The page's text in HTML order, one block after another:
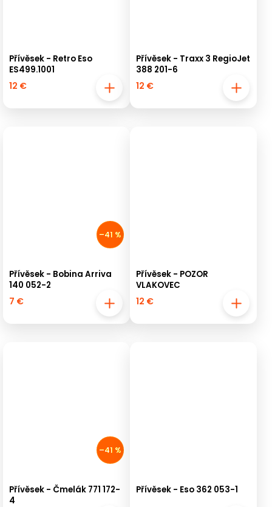
Přívěsek - Retro Eso
ES499.1001
12 €
Přívěsek - Traxx 3 RegioJet
388 201-6
12 €
–41 %
Přívěsek - Bobina Arriva
140 052-2
7 €
Přívěsek - POZOR
VLAKOVEC
12 €
–41 %
Přívěsek - Čmelák 771 172-
4
Přívěsek - Eso 362 053-1